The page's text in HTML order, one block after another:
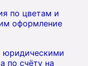
по цветам и
оформление
юридическими
по счёту на